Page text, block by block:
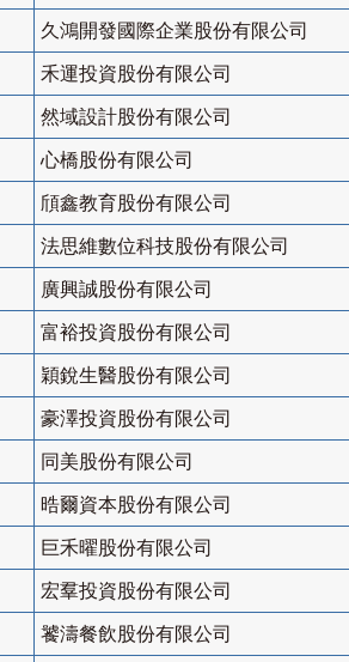
久鴻開發國際企業股份有限公司
禾運投資股份有限公司
然域設計股份有限公司
心橋股份有限公司
頎鑫教育股份有限公司
法思維數位科技股份有限公司
廣興誠股份有限公司
富裕投資股份有限公司
穎銳生醫股份有限公司
豪澤投資股份有限公司
同美股份有限公司
晧爾資本股份有限公司
巨禾曜股份有限公司
宏羣投資股份有限公司
饕濤餐飲股份有限公司